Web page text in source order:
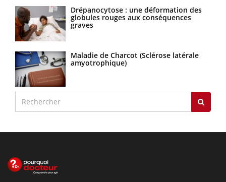
Drépanocytose : une déformation des
globules rouges aux conséquences
graves
Maladie de Charcot (Sclérose latérale
amyotrophique)